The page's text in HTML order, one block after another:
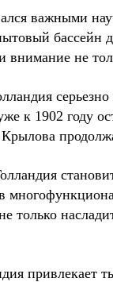
важными
бассейн
внимание не
к 1902 году
привлекает